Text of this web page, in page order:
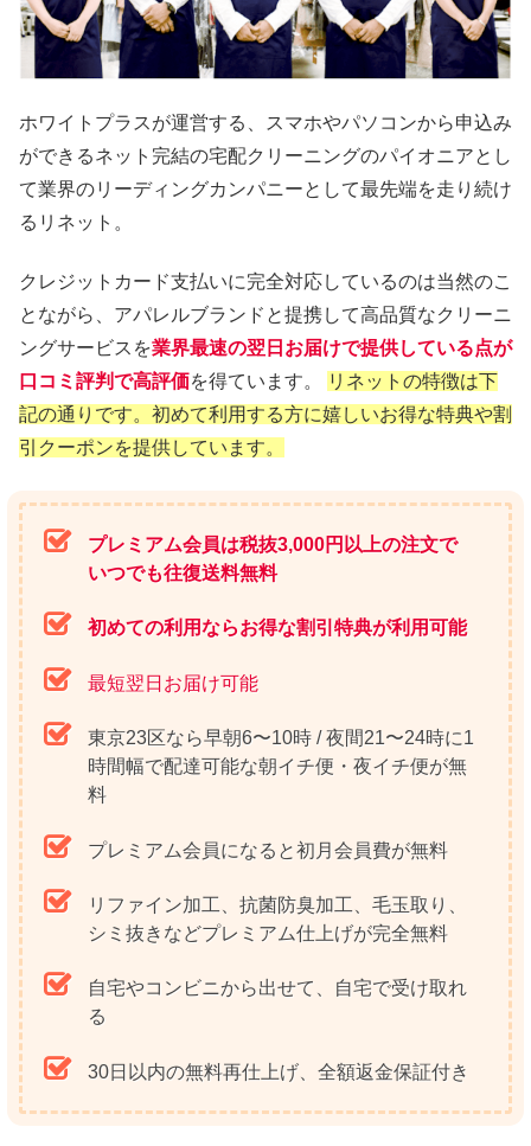
ホワイトプラスが運営する、スマホやパソコンから申込み
ができるネット完結の宅配クリーニングのパイオニアとし
て業界のリーディングカンパニーとして最先端を走り続け
るリネット。
クレジットカード支払いに完全対応しているのは当然のこ
とながら、アパレルブランドと提携して高品質なクリーニ
ングサービスを業界最速の翌日お届けで提供している点が
口コミ評判で高評価を得ています。
リネットの特徴は下
記の通りです。初めて利用する方に嬉しいお得な特典や割
引クーポンを提供しています。
プレミアム会員は税抜3,000円以上の注文で
いつでも往復送料無料
初めての利用ならお得な割引特典が利用可能
最短翌日お届け可能
東京23区なら早朝6〜10時 / 夜間21〜24時に1
時間幅で配達可能な朝イチ便・夜イチ便が無
料
プレミアム会員になると初月会員費が無料
リファイン加工、抗菌防臭加工、毛玉取り、
シミ抜きなどプレミアム仕上げが完全無料
自宅やコンビニから出せて、自宅で受け取れ
る
30日以内の無料再仕上げ、全額返金保証付き